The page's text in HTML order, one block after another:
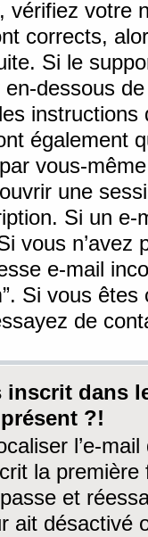
vérifiez votre
corrects,
Si le
dessous
également
vous-
une
Si un
vous n’avez
e-mail
Si vous
de
inscrit dans
?!
l’e-
la première
et
ait désactivé